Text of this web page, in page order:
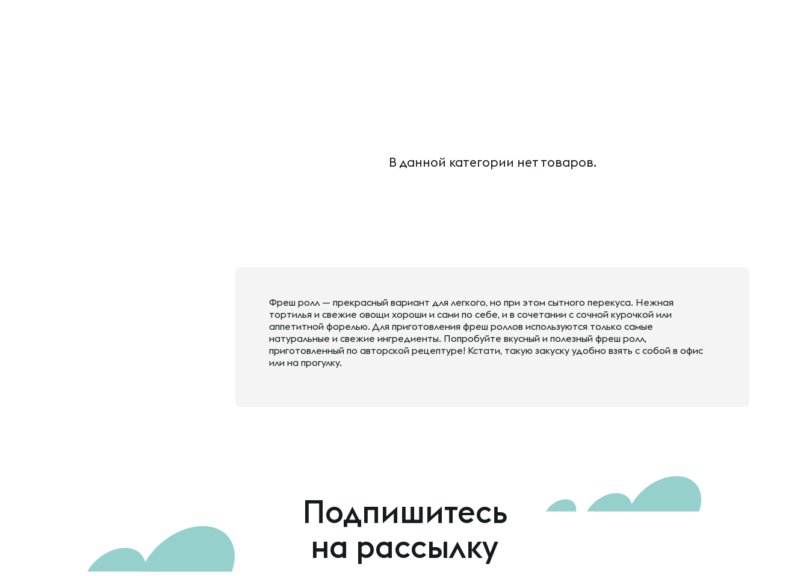
В данной категории нет товаров.
Фреш ролл — прекрасный вариант для легкого, но при этом сытного перекуса. Нежная
тортилья и свежие овощи хороши и сами по себе, и в сочетании с сочной курочкой или
аппетитной форелью. Для приготовления фреш роллов используются только самые
натуральные и свежие ингредиенты. Попробуйте вкусный и полезный фреш ролл,
приготовленный по авторской рецептуре! Кстати, такую закуску удобно взять с собой в офис
или на прогулку.
Подпишитесь
на рассылку